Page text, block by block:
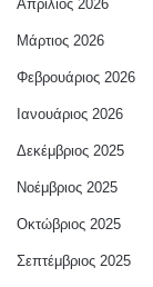
Απρίλιος 2026
Μάρτιος 2026
Φεβρουάριος 2026
Ιανουάριος 2026
Δεκέμβριος 2025
Νοέμβριος 2025
Οκτώβριος 2025
Σεπτέμβριος 2025